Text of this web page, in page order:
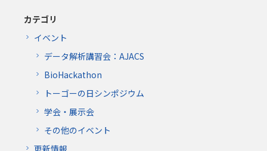
カテゴリ
イベント
データ解析講習会：AJACS
BioHackathon
トーゴーの日シンポジウム
学会・展示会
その他のイベント
更新情報